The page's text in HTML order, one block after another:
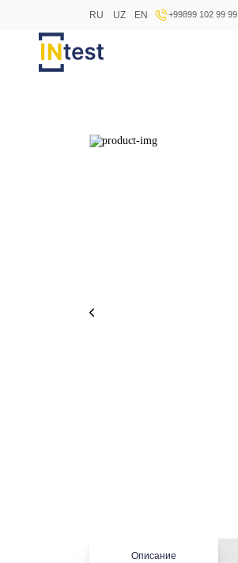
RU UZ EN +99899 102 99 99
Описание